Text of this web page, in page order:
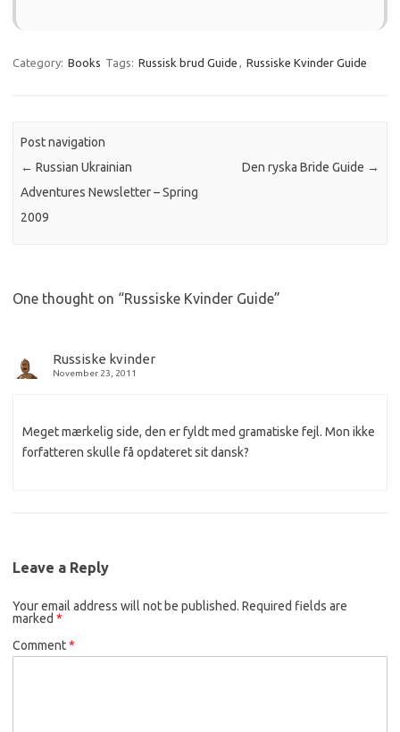
Category: Books Tags: Russisk brud Guide , Russiske Kvinder Guide
Post navigation
← Russian Ukrainian
Adventures Newsletter – Spring
2009
Den ryska Bride Guide →
One thought on “Russiske Kvinder Guide”
Russiske kvinder
November 23, 2011
Meget mærkelig side, den er fyldt med gramatiske fejl. Mon ikke
forfatteren skulle få opdateret sit dansk?
Leave a Reply
Your email address will not be published. Required fields are
marked *
Comment*